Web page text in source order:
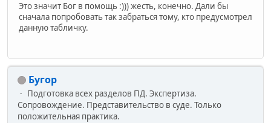
Это значит Бог в помощь :))) жесть, конечно. Дали бы
сначала попробовать так забраться тому, кто предусмотрел
данную табличку.
Бугор
Подготовка всех разделов ПД. Экспертиза.
Сопровождение. Представительство в суде. Только
положительная практика.